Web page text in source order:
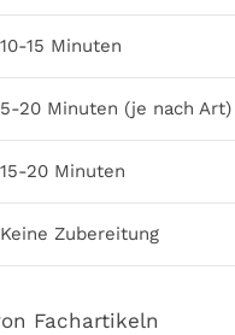
10-15 Minuten
5-20 Minuten (je nach Art)
15-20 Minuten
Keine Zubereitung
Fachartikeln